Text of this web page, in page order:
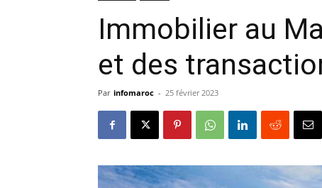
Immobilier au
et des
Par infomaroc - 25 février 2023